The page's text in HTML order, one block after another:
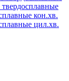
кон.хв.
цил.хв.